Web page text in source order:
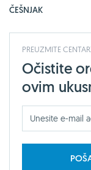
ČEŠNJAK
PREUZMITE
Očistite
ovim